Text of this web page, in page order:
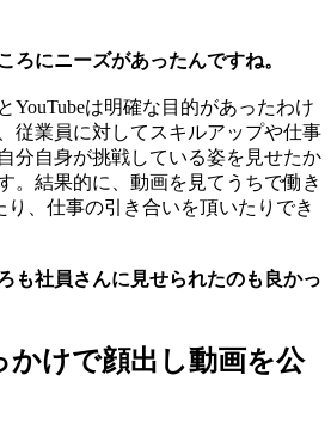
ろにニーズがあったんですね。
YouTubeは明確な目的があったわけ
従業員に対してスキルアップや仕事
分自身が挑戦している姿を見せたか
。結果的に、動画を見てうちで働き
、仕事の引き合いを頂いたりでき
も社員さんに見せられたのも良かっ
かけで顔出し動画を公